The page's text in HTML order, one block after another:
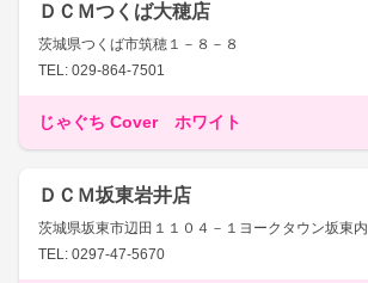
ＤＣＭつくば大穂店
茨城県つくば市筑穂１－８－８
TEL: 029-864-7501
じゃぐち Cover ホワイト
ＤＣＭ坂東岩井店
茨城県坂東市辺田１１０４－１ヨークタウン坂東内
TEL: 0297-47-5670